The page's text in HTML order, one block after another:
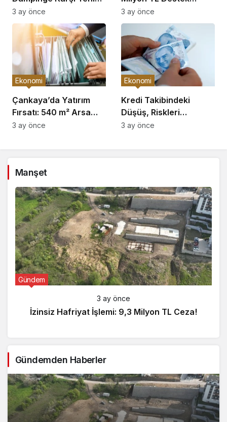
Önlemler!
3 ay önce
Açıklaması
3 ay önce
Çankaya’da Yatırım
Fırsatı: 540 m² Arsa
Satışı
Ekonomi
3 ay önce
Kredi Takibindeki
Düşüş, Riskleri
Artırıyor!
Ekonomi
3 ay önce
Manşet
Gündem
3 ay önce
İzinsiz Hafriyat İşlemi: 9,3 Milyon TL Ceza!
Gündemden Haberler